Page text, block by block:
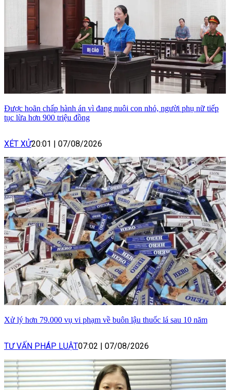
Được hoãn chấp hành án vì đang nuôi con nhỏ, người phụ nữ tiếp
tục lừa hơn 900 triệu đồng
XÉT XỬ20:01 07/08/2026
Xử lý hơn 79.000 vụ vi phạm về buôn lậu thuốc lá sau 10 năm
TƯ VẤN PHÁP LUẬT07:02 07/08/2026